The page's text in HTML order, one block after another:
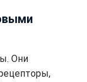
Они